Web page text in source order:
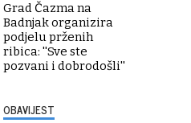
Grad Čazma na
Badnjak organizira
podjelu prženih
ribica: ''Sve ste
pozvani i dobrodošli''
OBAVIJEST